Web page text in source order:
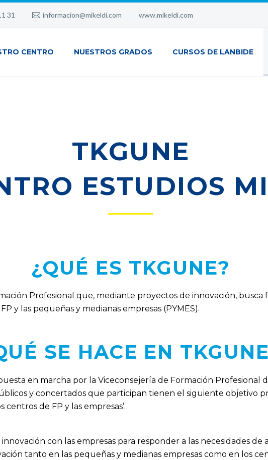
31 informacion@mikeldi.com www.mikeldi.com
CENTRO NUESTROS GRADOS CURSOS DE LANBIDE
TKGUNE
ESTUDIOS
¿QUÉ ES TKGUNE?
Profesional que, mediante proyectos de innovación, busca
y las pequeñas y medianas empresas (PYMES).
SE HACE EN
en marcha por la Viceconsejería de Formación Profesional
y concertados que participan tienen el siguiente objetivo
de FP y las empresas’.
con las empresas para responder a las necesidades
tanto en las pequeñas y medianas empresas como en los